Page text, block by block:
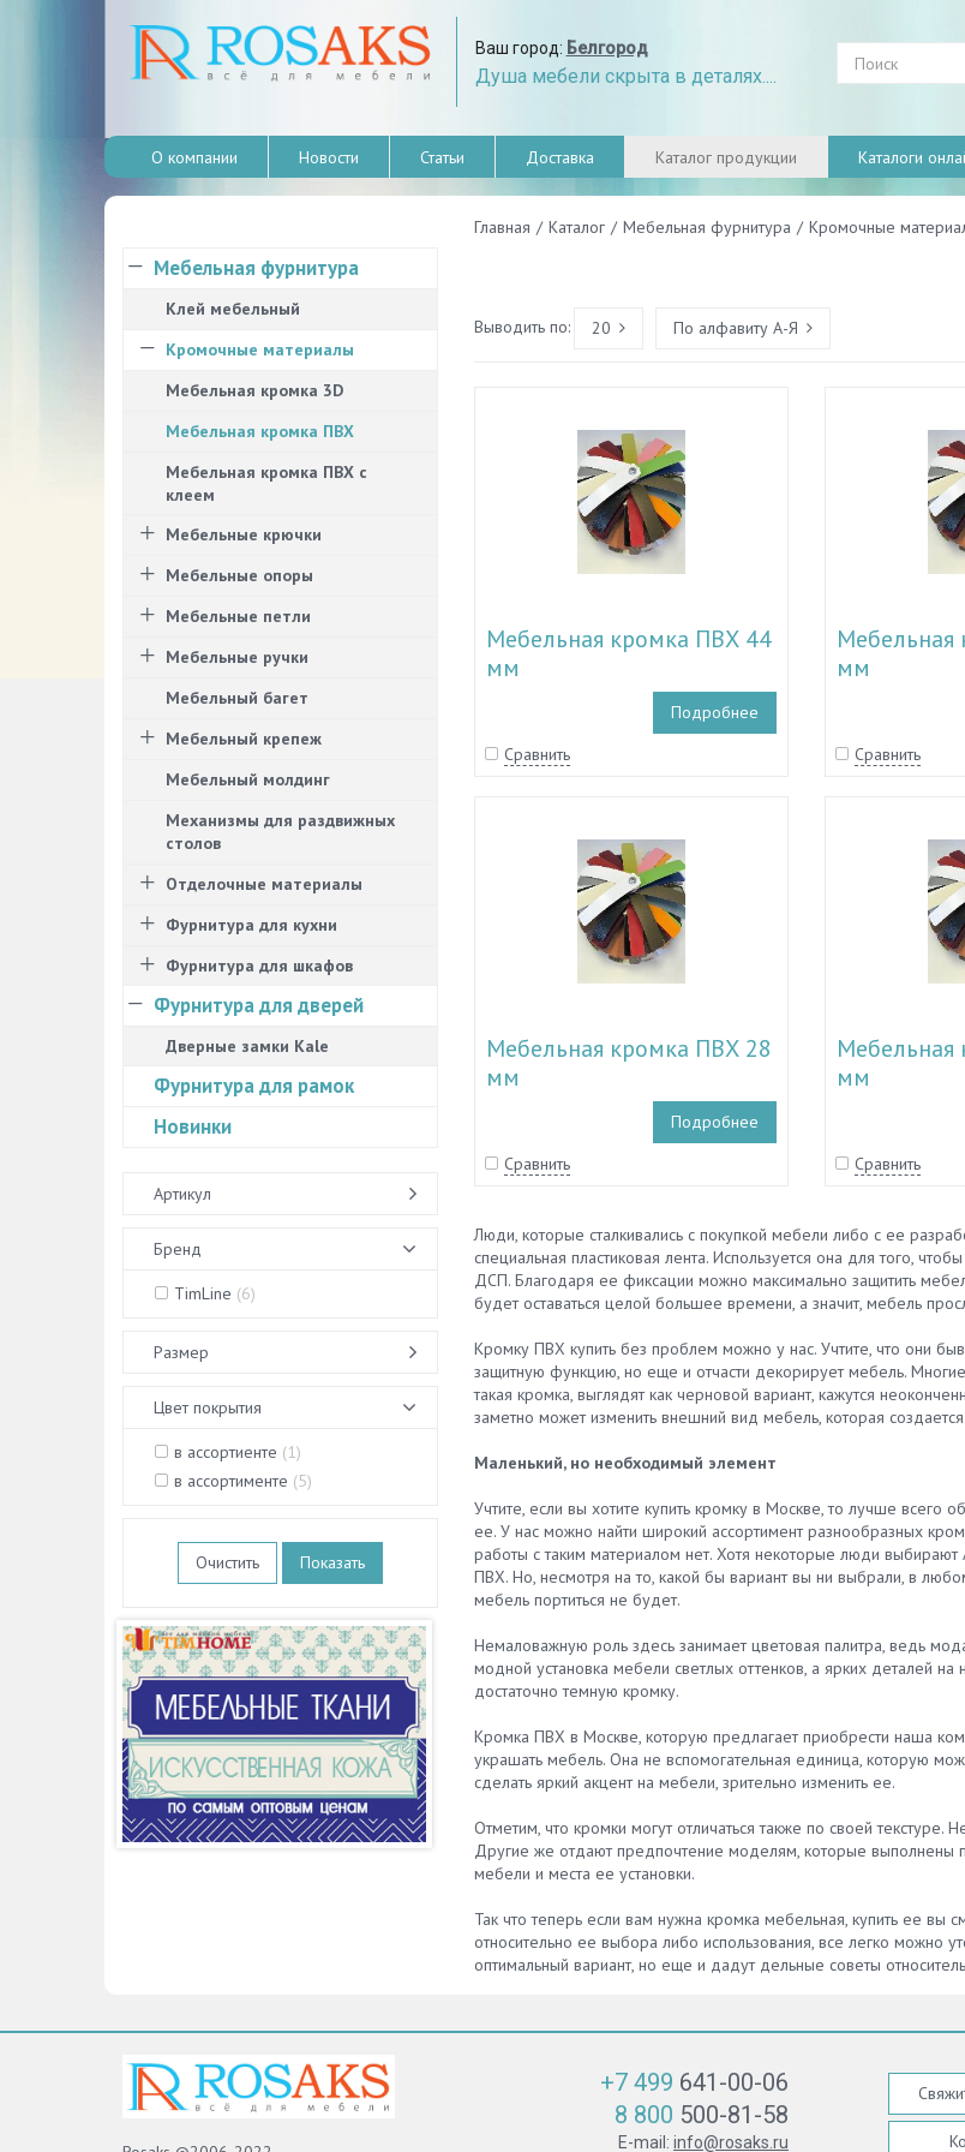
Ваш город: Белгород
Душа мебели скрыта в деталях....
О компании Новости Статьи Доставка Каталог продукции Каталоги
Главная / Каталог / Мебельная фурнитура / Кромочные
Выводить по: 20 По алфавиту А-Я
Мебельная кромка ПВХ 44
мм
Подробнее
Сравнить
Мебельная
мм
Сравнить
Мебельная кромка ПВХ 28
мм
Подробнее
Сравнить
Мебельная
мм
Сравнить
Люди, которые сталкивались с покупкой мебели либо с ее
специальная пластиковая лента. Используется она для того,
ДСП. Благодаря ее фиксации можно максимально защитить
будет оставаться целой большее времени, а значит, мебель
Кромку ПВХ купить без проблем можно у нас. Учтите, что они
защитную функцию, но еще и отчасти декорирует мебель.
такая кромка, выглядят как черновой вариант, кажутся
заметно может изменить внешний вид мебель, которая создается.
Маленький, но необходимый элемент
Учтите, если вы хотите купить кромку в Москве, то лучше всего
ее. У нас можно найти широкий ассортимент разнообразных
работы с таким материалом нет. Хотя некоторые люди
ПВХ. Но, несмотря на то, какой бы вариант вы ни выбрали, в
мебель портиться не будет.
Немаловажную роль здесь занимает цветовая палитра, ведь
модной установка мебели светлых оттенков, а ярких деталей
достаточно темную кромку.
Кромка ПВХ в Москве, которую предлагает приобрести наша
украшать мебель. Она не вспомогательная единица, которую
сделать яркий акцент на мебели, зрительно изменить ее.
Отметим, что кромки могут отличаться также по своей
Другие же отдают предпочтение моделям, которые выполнены
мебели и места ее установки.
Так что теперь если вам нужна кромка мебельная, купить ее вы
относительно ее выбора либо использования, все легко можно
оптимальный вариант, но еще и дадут дельные советы
Мебельная фурнитура
Клей мебельный
Кромочные материалы
Мебельная кромка 3D
Мебельная кромка ПВХ
Мебельная кромка ПВХ с
клеем
Мебельные крючки
Мебельные опоры
Мебельные петли
Мебельные ручки
Мебельный багет
Мебельный крепеж
Мебельный молдинг
Механизмы для раздвижных
столов
Отделочные материалы
Фурнитура для кухни
Фурнитура для шкафов
Фурнитура для дверей
Дверные замки Kale
Фурнитура для рамок
Новинки
Артикул
Бренд
TimLine (6)
Размер
Цвет покрытия
в ассортиенте (1)
в ассортименте (5)
Очистить
+7 499 641-00-06
8 800 500-81-58
E-mail: info@rosaks.ru